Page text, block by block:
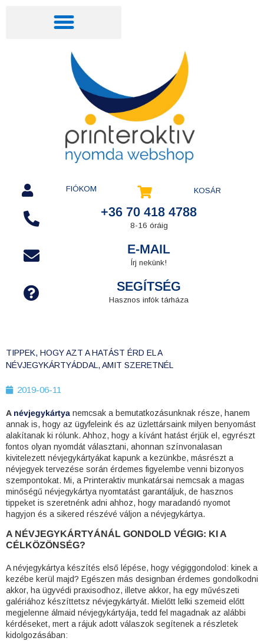
FIÓKOM KOSÁR
+36 70 418 4788
8-16 óráig
E-MAIL
Írj nekünk!
SEGÍTSÉG
Hasznos infók tárháza
TIPPEK, HOGY AZT A HATÁST ÉRD EL A
NÉVJEGYKÁRTYÁDDAL, AMIT SZERETNÉL
2019-06-11
A névjegykártya nemcsak a bemutatkozásunknak része, hanem
annak is, hogy az ügyfeleink és az üzlettársaink milyen benyomást
alakítanak ki rólunk. Ahhoz, hogy a kívánt hatást érjük el, egyrészt
fontos olyan nyomdát választani, ahonnan színvonalasan
kivitelezett névjegykártyákat kapunk a kezünkbe, másrészt a
névjegyek tervezése során érdemes figyelembe venni bizonyos
szempontokat. Mi, a Printeraktiv munkatársai nemcsak a magas
minőségű névjegykártya nyomtatást garantáljuk, de hasznos
tippeket is szeretnénk adni ahhoz, hogy maradandó nyomot
hagyjon és a sikered részévé váljon anévjegykártya.
A NÉVJEGYKÁRTYÁNÁL GONDOLD VÉGIG: KI A
CÉLKÖZÖNSÉG?
A névjegykártya készítés első lépése, hogy végiggondolod: kinek a
kezébe kerül majd? Egészen más designban érdemes gondolkodni
akkor, ha ügyvédi praxisodhoz, illetve akkor, ha egy művészeti
galériához készíttetsz névjegykártyát. Mielőtt lelki szemeid előtt
megjelenne álmaid névjegykártyája, tedd fel magadnak az alábbi
kérdéseket, mert a rájuk adott válaszok segítenek a részletek
kidolgozásában: